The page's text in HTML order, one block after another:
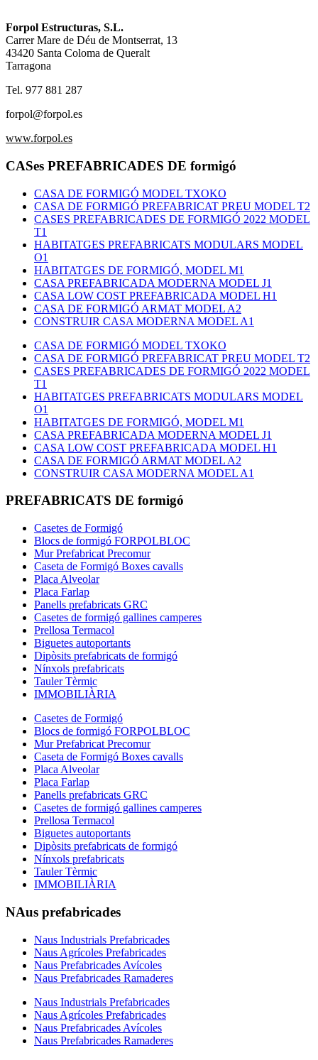
Forpol Estructuras, S.L.
Carrer Mare de Déu de Montserrat, 13
43420 Santa Coloma de Queralt
Tarragona
Tel. 977 881 287
forpol@forpol.es
www.forpol.es
CASes PREFABRICADES DE formigó
CASA DE FORMIGÓ MODEL TXOKO
CASA DE FORMIGÓ PREFABRICAT PREU MODEL T2
CASES PREFABRICADES DE FORMIGÓ 2022 MODEL
T1
HABITATGES PREFABRICATS MODULARS MODEL
O1
HABITATGES DE FORMIGÓ, MODEL M1
CASA PREFABRICADA MODERNA MODEL J1
CASA LOW COST PREFABRICADA MODEL H1
CASA DE FORMIGÓ ARMAT MODEL A2
CONSTRUIR CASA MODERNA MODEL A1
CASA DE FORMIGÓ MODEL TXOKO
CASA DE FORMIGÓ PREFABRICAT PREU MODEL T2
CASES PREFABRICADES DE FORMIGÓ 2022 MODEL
T1
HABITATGES PREFABRICATS MODULARS MODEL
O1
HABITATGES DE FORMIGÓ, MODEL M1
CASA PREFABRICADA MODERNA MODEL J1
CASA LOW COST PREFABRICADA MODEL H1
CASA DE FORMIGÓ ARMAT MODEL A2
CONSTRUIR CASA MODERNA MODEL A1
PREFABRICATS DE formigó
Casetes de Formigó
Blocs de formigó FORPOLBLOC
Mur Prefabricat Precomur
Caseta de Formigó Boxes cavalls
Placa Alveolar
Placa Farlap
Panells prefabricats GRC
Casetes de formigó gallines camperes
Prellosa Termacol
Biguetes autoportants
Dipòsits prefabricats de formigó
Nínxols prefabricats
Tauler Tèrmic
IMMOBILIÀRIA
Casetes de Formigó
Blocs de formigó FORPOLBLOC
Mur Prefabricat Precomur
Caseta de Formigó Boxes cavalls
Placa Alveolar
Placa Farlap
Panells prefabricats GRC
Casetes de formigó gallines camperes
Prellosa Termacol
Biguetes autoportants
Dipòsits prefabricats de formigó
Nínxols prefabricats
Tauler Tèrmic
IMMOBILIÀRIA
NAus prefabricades
Naus Industrials Prefabricades
Naus Agrícoles Prefabricades
Naus Prefabricades Avícoles
Naus Prefabricades Ramaderes
Naus Industrials Prefabricades
Naus Agrícoles Prefabricades
Naus Prefabricades Avícoles
Naus Prefabricades Ramaderes